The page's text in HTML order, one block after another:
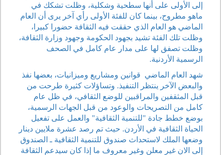
إلى الأولى على أنها سطحية وشكلية، وظلت تشكك في
ماهو مطروح، بينما كان للفئة الأولى رأي آخر يرى أن العام
الماضي هو العام الذي حققت فيه الثقافة حضورا كبيرا،
وظلت تلك الفئة تشيد بجهود الحكومة وجهود وزارة الثقافة،
وظلت تصفق لها على مدار عام كامل في الصحف
الرسمية الأردنية.
شهد العام الماضي قوانين ومشاريع وميزانيات، بعضها نفذ
والبعض الآخر ينتظر التنفيذ. وتساؤلات كثيرة طرحت من
قبل المثقفين والمراقبين للوضع الثقافي، في ظل عام
كامل من التصريحات والوعود من قبل الجهات الرسمية،
بوضع خطط جادة "للتنمية الثقافية" والعمل على تفعيل
الحياة الثقافية في الأردن. حيث تم رصد عشرة ملايين دينار
وضعها الملك لاستحداث صندوق للتنمية الثقافية ـ الصندوق
إلى الان غير معلن وغير معروف ما إذا كان سيدعم الثقافة